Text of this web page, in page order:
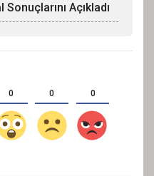
Açıkladı
0 0 0